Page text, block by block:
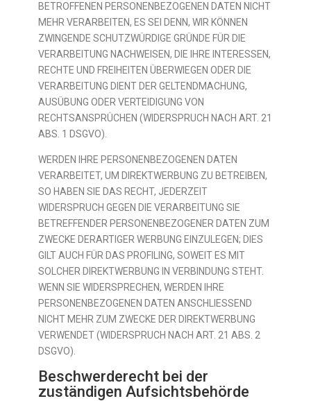
BETROFFENEN PERSONENBEZOGENEN DATEN NICHT
MEHR VERARBEITEN, ES SEI DENN, WIR KÖNNEN
ZWINGENDE SCHUTZWÜRDIGE GRÜNDE FÜR DIE
VERARBEITUNG NACHWEISEN, DIE IHRE INTERESSEN,
RECHTE UND FREIHEITEN ÜBERWIEGEN ODER DIE
VERARBEITUNG DIENT DER GELTENDMACHUNG,
AUSÜBUNG ODER VERTEIDIGUNG VON
RECHTSANSPRÜCHEN (WIDERSPRUCH NACH ART. 21
ABS. 1 DSGVO).
WERDEN IHRE PERSONENBEZOGENEN DATEN
VERARBEITET, UM DIREKTWERBUNG ZU BETREIBEN,
SO HABEN SIE DAS RECHT, JEDERZEIT
WIDERSPRUCH GEGEN DIE VERARBEITUNG SIE
BETREFFENDER PERSONENBEZOGENER DATEN ZUM
ZWECKE DERARTIGER WERBUNG EINZULEGEN; DIES
GILT AUCH FÜR DAS PROFILING, SOWEIT ES MIT
SOLCHER DIREKTWERBUNG IN VERBINDUNG STEHT.
WENN SIE WIDERSPRECHEN, WERDEN IHRE
PERSONENBEZOGENEN DATEN ANSCHLIESSEND
NICHT MEHR ZUM ZWECKE DER DIREKTWERBUNG
VERWENDET (WIDERSPRUCH NACH ART. 21 ABS. 2
DSGVO).
Beschwerde­recht bei der
zuständigen Aufsichts­behörde